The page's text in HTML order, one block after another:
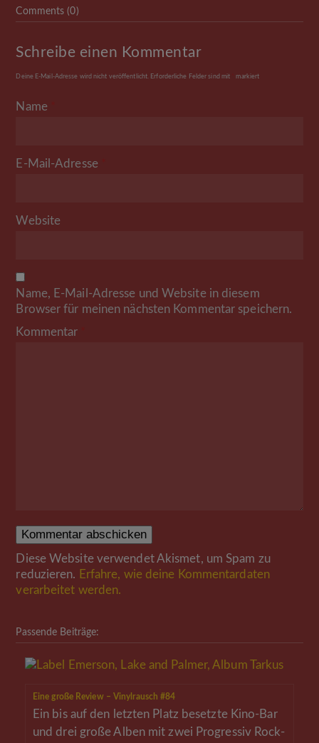
Comments (0)
Schreibe einen Kommentar
Deine E-Mail-Adresse wird nicht veröffentlicht. Erforderliche Felder sind mit markiert
Name
E-Mail-Adresse
Website
Name, E-Mail-Adresse und Website in diesem
Browser für meinen nächsten Kommentar speichern.
Kommentar
Diese Website verwendet Akismet, um Spam zu
reduzieren. Erfahre, wie deine Kommentardaten
verarbeitet werden.
Passende Beiträge:
Eine große Review – Vinylrausch #84
Ein bis auf den letzten Platz besetzte Kino-Bar
und drei große Alben mit zwei Progressiv Rock-